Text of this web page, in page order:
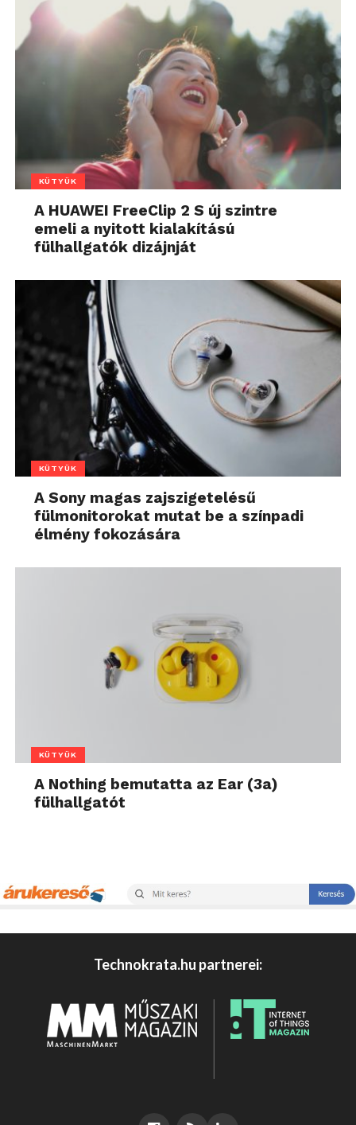
KÜTYÜK
A HUAWEI FreeClip 2 S új szintre
emeli a nyitott kialakítású
fülhallgatók dizájnját
KÜTYÜK
A Sony magas zajszigetelésű
fülmonitorokat mutat be a színpadi
élmény fokozására
KÜTYÜK
A Nothing bemutatta az Ear (3a)
fülhallgatót
Technokrata.hu partnerei: